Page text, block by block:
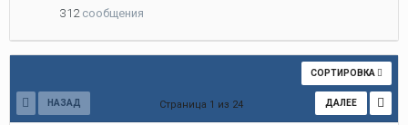
312 сообщения
СОРТИРОВКА
НАЗАД ДАЛЕЕ
Страница 1 из 24